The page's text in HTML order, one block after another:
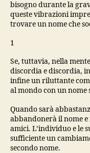
bisogno durante la
queste vibrazioni
trovare un nome che
1
Se, tuttavia, nella
discordia e discordia,
infine un riluttante
al mondo con un nome
Quando sarà
abbandonerà il nome
amici. L’individuo e le
sufficiente un
secondo nome.